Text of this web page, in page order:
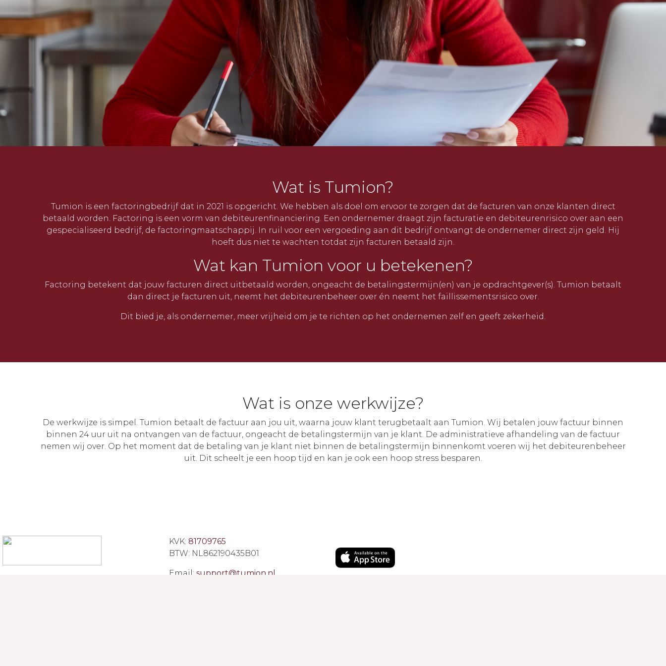
Wat is Tumion?
Tumion is een factoringbedrijf dat in 2021 is opgericht. We hebben als doel om ervoor te zorgen dat de facturen van onze klanten direct
betaald worden. Factoring is een vorm van debiteurenfinanciering. Een ondernemer draagt zijn facturatie en debiteurenrisico over aan een
gespecialiseerd bedrijf, de factoringmaatschappij. In ruil voor een vergoeding aan dit bedrijf ontvangt de ondernemer direct zijn geld. Hij
hoeft dus niet te wachten totdat zijn facturen betaald zijn.
Wat kan Tumion voor u betekenen?
Factoring betekent dat jouw facturen direct uitbetaald worden, ongeacht de betalingstermijn(en) van je opdrachtgever(s). Tumion betaalt
dan direct je facturen uit, neemt het debiteurenbeheer over én neemt het faillissementsrisico over.
Dit bied je, als ondernemer, meer vrijheid om je te richten op het ondernemen zelf en geeft zekerheid.
Wat is onze werkwijze?
De werkwijze is simpel. Tumion betaalt de factuur aan jou uit, waarna jouw klant terugbetaalt aan Tumion. Wij betalen jouw factuur binnen
binnen 24 uur uit na ontvangen van de factuur, ongeacht de betalingstermijn van je klant. De administratieve afhandeling van de factuur
nemen wij over. Op het moment dat de betaling van je klant niet binnen de betalingstermijn binnenkomt voeren wij het debiteurenbeheer
uit. Dit scheelt je een hoop tijd en kan je ook een hoop stress besparen.
KVK: 81709765
BTW: NL862190435B01
Email: support@tumion.nl